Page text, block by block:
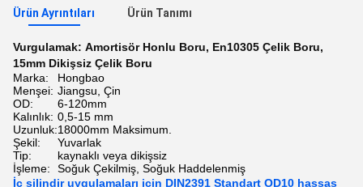
Ürün Ayrıntıları Ürün Tanımı
Vurgulamak: Amortisör Honlu Boru, En10305 Çelik Boru,
15mm Dikişsiz Çelik Boru
Marka:
Hongbao
Menşei: Jiangsu, Çin
OD:
6-120mm
Kalınlık: 0,5-15 mm
Uzunluk:18000mm Maksimum.
Şekil:
Yuvarlak
Tip:
kaynaklı veya dikişsiz
İşleme:
Soğuk Çekilmiş, Soğuk Haddelenmiş
İç silindir uygulamaları için DIN2391 Standart OD10 hassas